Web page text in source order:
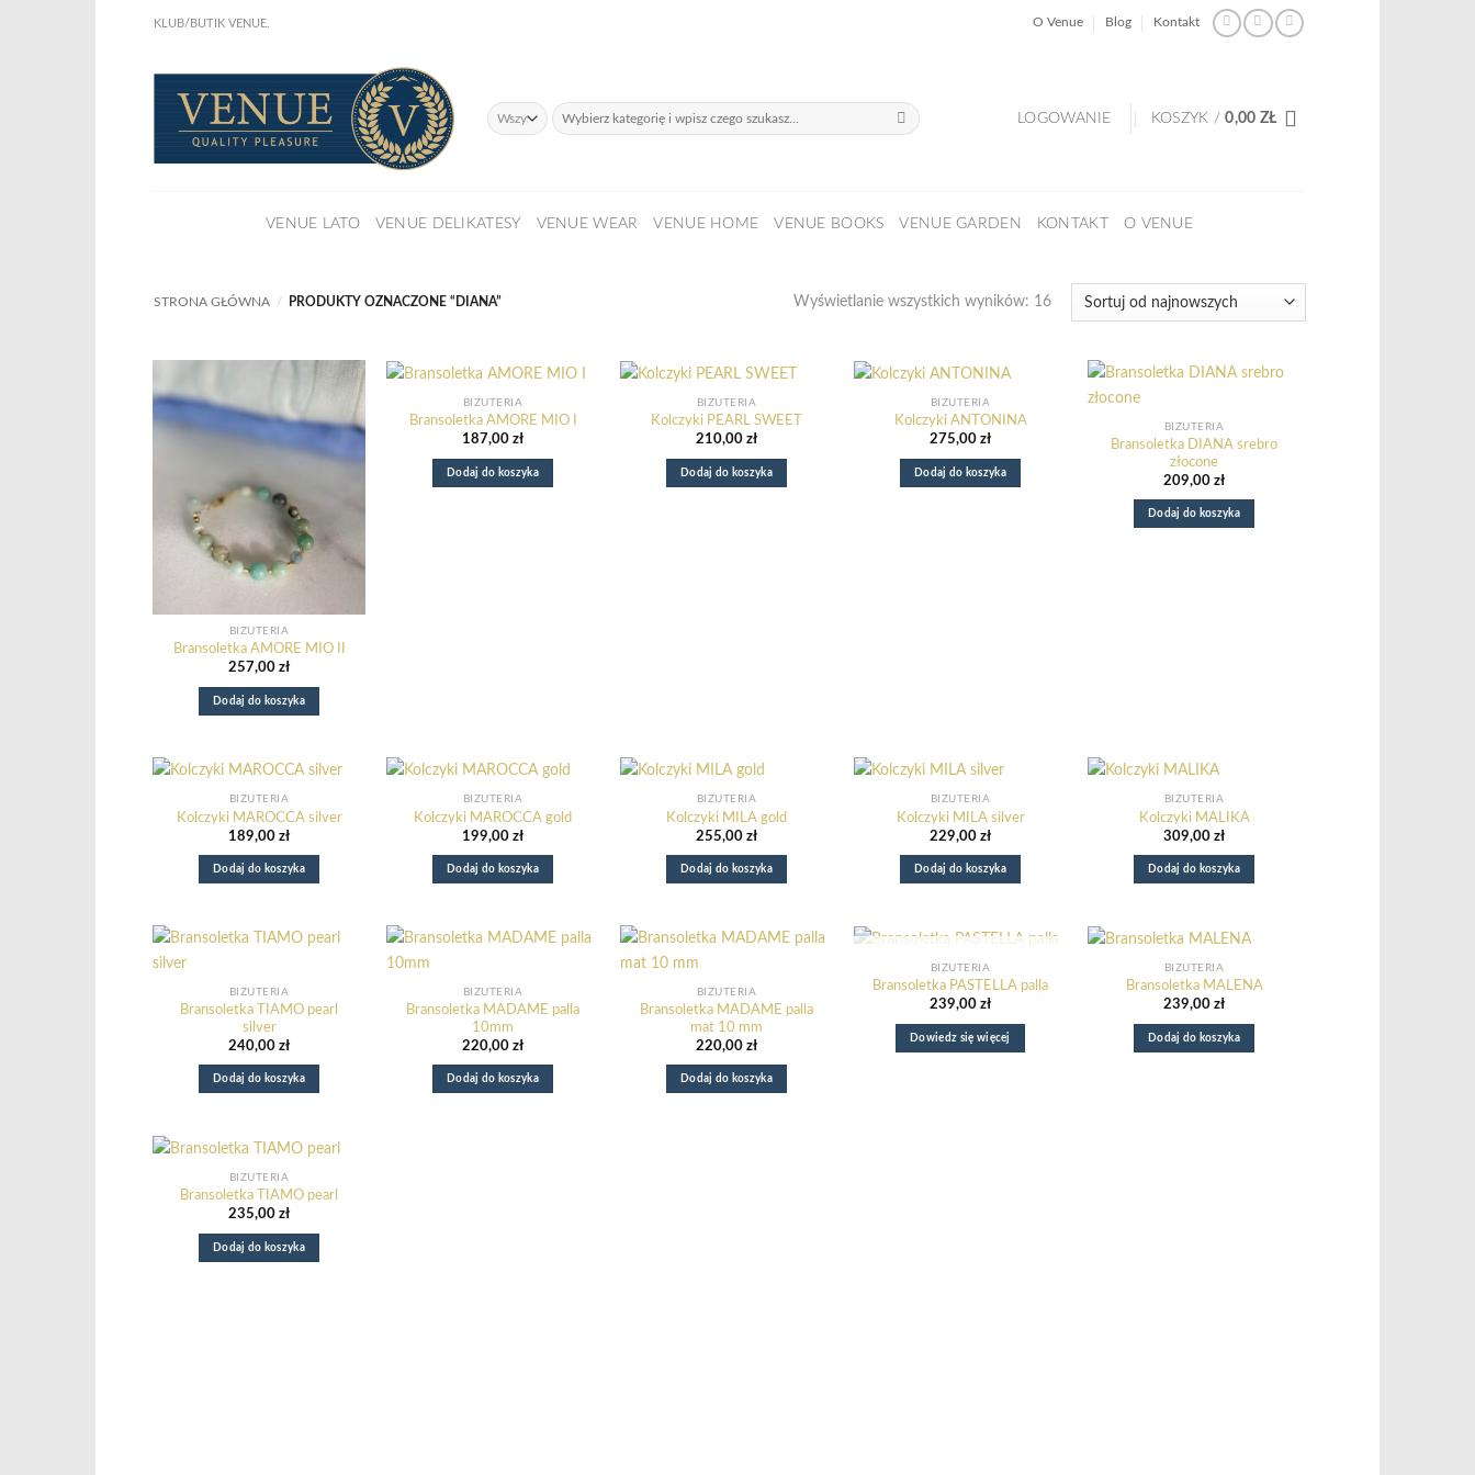
KLUB/BUTIK VENUE. O Venue Blog Kontakt
Szukaj: LOGOWANIE KOSZYK /0,00 ZŁ
VENUE LATO VENUE DELIKATESY VENUE WEAR VENUE HOME VENUE BOOKS VENUE GARDEN KONTAKT O VENUE
STRONA GŁÓWNA / PRODUKTY OZNACZONE “DIANA” Wyświetlanie wszystkich wyników: 16Posortowane
według
BIŻUTERIA
Bransoletka AMORE MIO II
257,00 zł
Dodaj do koszyka
BIŻUTERIA
Bransoletka AMORE MIO I
187,00 zł
Dodaj do koszyka
BIŻUTERIA
Kolczyki PEARL SWEET
210,00 zł
Dodaj do koszyka
BIŻUTERIA
Kolczyki ANTONINA
275,00 zł
Dodaj do koszyka
BIŻUTERIA
Bransoletka DIANA srebro
złocone
209,00 zł
Dodaj do koszyka
BIŻUTERIA
Kolczyki MAROCCA silver
189,00 zł
Dodaj do koszyka
BIŻUTERIA
Kolczyki MAROCCA gold
199,00 zł
Dodaj do koszyka
BIŻUTERIA
Kolczyki MILA gold
255,00 zł
Dodaj do koszyka
BIŻUTERIA
Kolczyki MILA silver
229,00 zł
Dodaj do koszyka
BIŻUTERIA
Kolczyki MALIKA
309,00 zł
Dodaj do koszyka
BIŻUTERIA
Bransoletka TIAMO pearl
silver
240,00 zł
Dodaj do koszyka
BIŻUTERIA
Bransoletka MADAME palla
10mm
220,00 zł
Dodaj do koszyka
BIŻUTERIA
Bransoletka MADAME palla
mat 10 mm
220,00 zł
Dodaj do koszyka
BRAK W MAGAZYNIE
BIŻUTERIA
Bransoletka PASTELLA palla
239,00 zł
Dowiedz się więcej
BIŻUTERIA
Bransoletka MALENA
239,00 zł
Dodaj do koszyka
BIŻUTERIA
Bransoletka TIAMO pearl
235,00 zł
Dodaj do koszyka
NOWA KSIĄŻKA Joanny Marciniak Wróblewskiej
Nowy e-book o odzyskaniu domu z nadmiaru rzeczy.
MIO